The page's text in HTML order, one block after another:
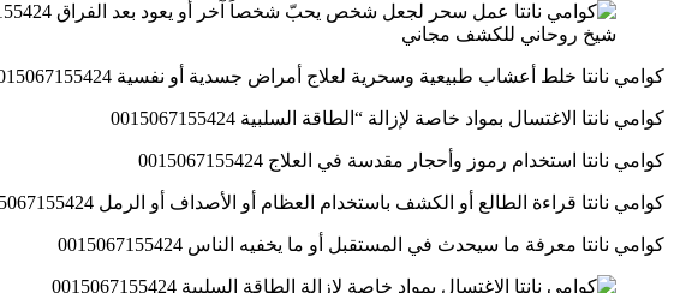
شيخ روحاني للكشف مجاني
كوامي نانتا خلط أعشاب طبيعية وسحرية لعلاج أمراض جسدية أو نفسية 0015067155424
كوامي نانتا الاغتسال بمواد خاصة لإزالة “الطاقة السلبية 0015067155424
كوامي نانتا استخدام رموز وأحجار مقدسة في العلاج 0015067155424
كوامي نانتا قراءة الطالع أو الكشف باستخدام العظام أو الأصداف أو الرمل 0015067155424
كوامي نانتا معرفة ما سيحدث في المستقبل أو ما يخفيه الناس 0015067155424